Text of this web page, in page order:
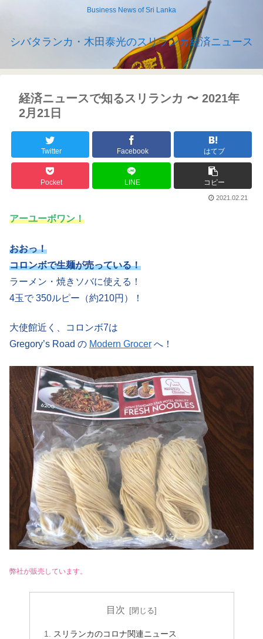
Business News of Sri Lanka
シバタランカ・木田泰光のスリランカ経済ニュース
経済ニュースで知るスリランカ 〜 2021年
2月21日
Twitter Facebook はてブ
Pocket LINE コピー
2021.02.21
アーユーボワン！
おおっ！
コロンボで生麺が売っている！
ラーメン・焼きソバに使える！
4玉で 350ルピー（約210円）！
大使館近く、コロンボ7は
Gregory’s Road の Modern Grocer へ！
弊社が販売しています。
目次
スリランカのコロナ関連ニュース